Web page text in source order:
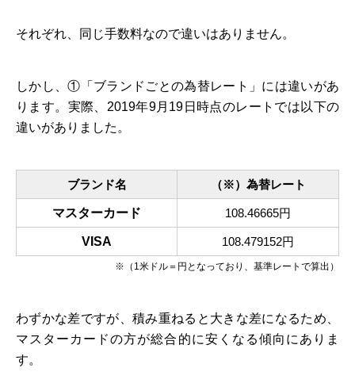
それぞれ、同じ手数料なので違いはありません。
しかし、①「ブランドごとの為替レート」には違いがあ
ります。実際、2019年9月19日時点のレートでは以下の
違いがありました。
ブランド名 （※）為替レート
マスターカード 108.46665円
VISA 108.479152円
※（1米ドル＝円となっており、基準レートで算出）
わずかな差ですが、積み重ねると大きな差になるため、
マスターカードの方が総合的に安くなる傾向にありま
す。